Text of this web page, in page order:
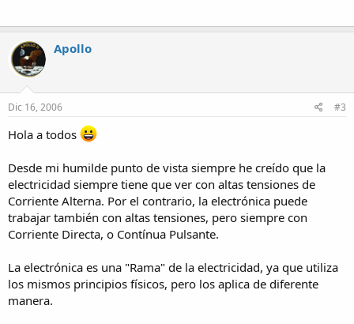
Apollo
Dic 16, 2006 #3
Hola a todos
Desde mi humilde punto de vista siempre he creído que la
electricidad siempre tiene que ver con altas tensiones de
Corriente Alterna. Por el contrario, la electrónica puede
trabajar también con altas tensiones, pero siempre con
Corriente Directa, o Contínua Pulsante.
La electrónica es una "Rama" de la electricidad, ya que utiliza
los mismos principios físicos, pero los aplica de diferente
manera.